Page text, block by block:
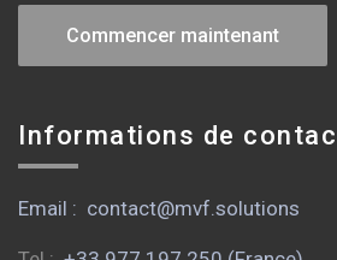
Commencer maintenant
Informations de
Email : contact@mvf.solutions